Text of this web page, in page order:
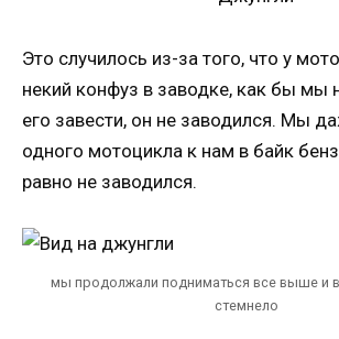
Это случилось из-за того, что у
некий конфуз в заводке, как бы мы
его завести, он не заводился. Мы
одного мотоцикла к нам в байк
равно не заводился.
мы продолжали подниматься все выше и
стемнело